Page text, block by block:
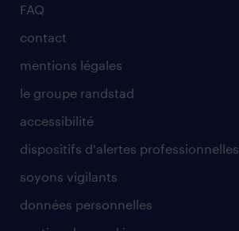
FAQ
contact
mentions légales
le groupe randstad
accessibilité
dispositifs d'alertes professionnelles
soyons vigilants
données personnelles